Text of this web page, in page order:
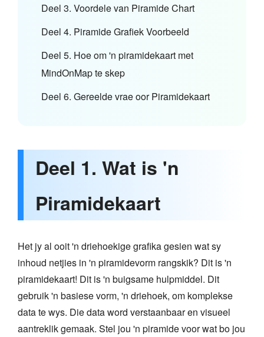
Deel 3. Voordele van Piramide Chart
Deel 4. Piramide Grafiek Voorbeeld
Deel 5. Hoe om 'n piramidekaart met
MindOnMap te skep
Deel 6. Gereelde vrae oor Piramidekaart
Deel 1. Wat is 'n
Piramidekaart
Het jy al ooit 'n driehoekige grafika gesien wat sy
inhoud netjies in 'n piramidevorm rangskik? Dit is 'n
piramidekaart! Dit is 'n buigsame hulpmiddel. Dit
gebruik 'n basiese vorm, 'n driehoek, om komplekse
data te wys. Die data word verstaanbaar en visueel
aantreklik gemaak. Stel jou 'n piramide voor wat bo jou